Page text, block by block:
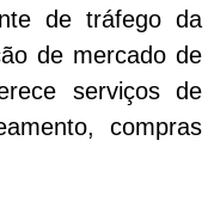
de tráfego da
de mercado de
serviços de
compras